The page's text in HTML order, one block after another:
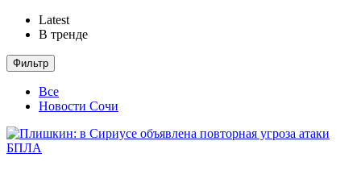
Latest
В тренде
Фильтр
Все
Новости Сочи